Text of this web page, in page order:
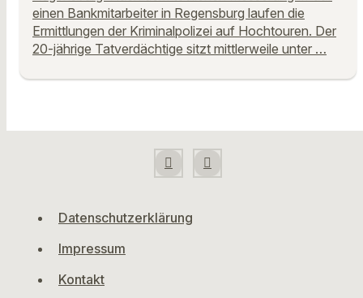
einen Bankmitarbeiter in Regensburg laufen die
Ermittlungen der Kriminalpolizei auf Hochtouren. Der
20-jährige Tatverdächtige sitzt mittlerweile unter …
Datenschutzerklärung
Impressum
Kontakt